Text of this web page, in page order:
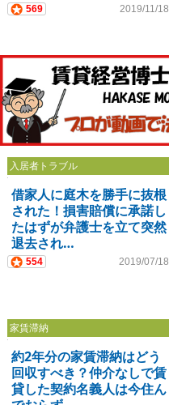
569 2019/11/18
入居者トラブル
借家人に庭木を勝手に抜根
された！損害賠償に承諾し
たはずが弁護士を立て突然
退去され…
554 2019/07/18
家賃滞納
約2年分の家賃滞納はどう
回収すべき？仲介なしで賃
貸した契約名義人は今住ん